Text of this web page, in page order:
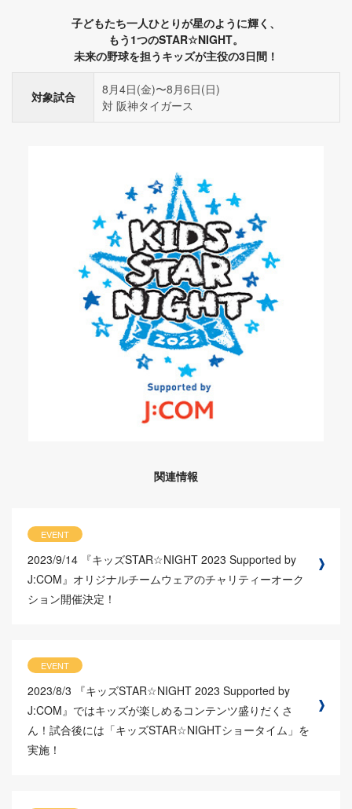
子どもたち一人ひとりが星のように輝く、
もう1つのSTAR☆NIGHT。
未来の野球を担うキッズが主役の3日間！
対象試合
8月4日(金)〜8月6日(日)
対 阪神タイガース
関連情報
EVENT
2023/9/14 『キッズSTAR☆NIGHT 2023 Supported by
J:COM』オリジナルチームウェアのチャリティーオーク
ション開催決定！
EVENT
2023/8/3
『キッズSTAR☆NIGHT 2023 Supported by
J:COM』ではキッズが楽しめるコンテンツ盛りだくさ
ん！試合後には「キッズSTAR☆NIGHTショータイム」を
実施！